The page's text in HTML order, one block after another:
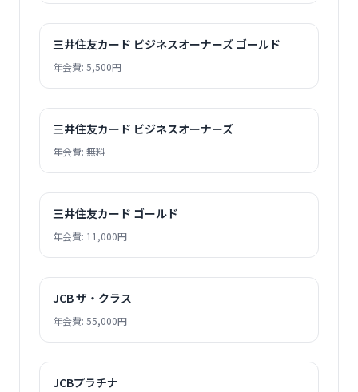
三井住友カード ビジネスオーナーズ ゴールド
年会費: 5,500円
三井住友カード ビジネスオーナーズ
年会費: 無料
三井住友カード ゴールド
年会費: 11,000円
JCB ザ・クラス
年会費: 55,000円
JCBプラチナ